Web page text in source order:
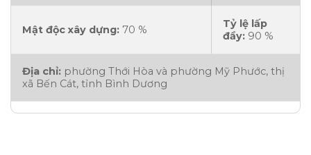
Mật độc xây dựng: 70 %
Tỷ lệ lấp
đầy: 90 %
Địa chỉ: phường Thới Hòa và phường Mỹ Phước, thị
xã Bến Cát, tỉnh Bình Dương